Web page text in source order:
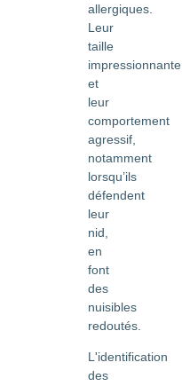
allergiques.
Leur
taille
impressionnante
et
leur
comportement
agressif,
notamment
lorsqu’ils
défendent
leur
nid,
en
font
des
nuisibles
redoutés.
L'identification
des